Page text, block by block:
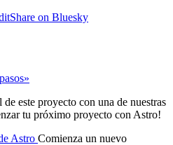
Share on Bluesky
este proyecto con una de nuestras
tu próximo proyecto con Astro!
Astro Comienza un nuevo